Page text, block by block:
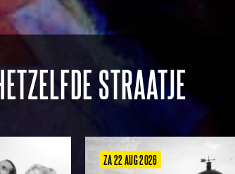
STRAATJE
ZA 22 AUG 2026